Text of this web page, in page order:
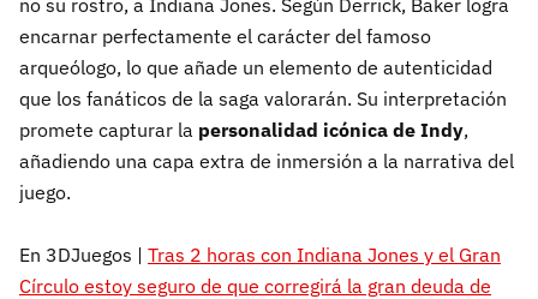
encarnar perfectamente el carácter del famoso
arqueólogo, lo que añade un elemento de autenticidad
que los fanáticos de la saga valorarán. Su interpretación
promete capturar la personalidad icónica de Indy,
añadiendo una capa extra de inmersión a la narrativa del
juego.
En 3DJuegos | Tras 2 horas con Indiana Jones y el Gran
Círculo estoy seguro de que corregirá la gran deuda de